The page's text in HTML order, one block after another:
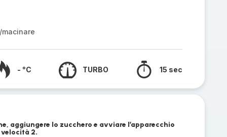
- °C TURBO 15 sec
aggiungere lo zucchero e avviare l’apparecchio
velocità 2.